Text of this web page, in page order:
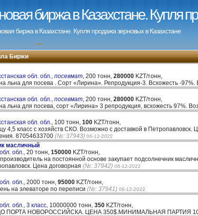
биржа в Казахстане. Купля
биржа в Казахстане. Купля продажа зерновых в Казахстане
---
Биржи
обл. обл., посевмат, 200 тонн, 280000 KZT/тонн,
льна для посева . Сорт «Лирина». Репродукция-3. Всхожесть -
обл. обл., посевмат, 200 тонн, 280000 KZT/тонн,
льна для посева, сорт «Лирина» 3 репродукция, всхожесть 97%.
обл. обл., 100 тонн, 100 KZT/тонн,
4,5 класс с хозяйств СКО. Возможно с доставкой в Петропавловск.
87054633700 (№: 37943) 06-12-2022
масличный
обл., 20 тонн, 150000 KZT/тонн,
на постоянной основе закупает подсолнечник
Цена договорная (№: 37942) 06-12-2022
обл., 2000 тонн, 95000 KZT/тонн,
на элеваторе по переписи (№: 37941) 06-12-2022
обл., 3 класс, 10000000 тонн, 350 KZT/тонн,
ПОРТА НОВОРОССИЙСКА. ЦЕНА 350$.МИНИМАЛЬНАЯ ПАРТИЯ